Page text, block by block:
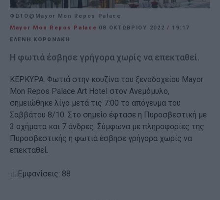
ΦΩΤΟ@Mayor Mon Repos Palace
Mayor Mon Repos Palace 08 ΟΚΤΩΒΡΊΟΥ 2022/ 19:17
ΕΛΕΝΗ ΚΟΡΩΝΑΚΗ
Η φωτιά έσβησε γρήγορα χωρίς να επεκταθεί.
ΚΕΡΚΥΡΑ. Φωτιά στην κουζίνα του ξενοδοχείου Mayor
Mon Repos Palace Art Hotel στον Ανεμόμυλο,
σημειώθηκε λίγο μετά τις 7:00 το απόγευμα του
Σαββάτου 8/10. Στο σημείο έφτασε η Πυροσβεστική με
3 οχήματα και 7 άνδρες. Σύμφωνα με πληροφορίες της
Πυροσβεστικής η φωτιά έσβησε γρήγορα χωρίς να
επεκταθεί.
Εμφανίσεις: 88